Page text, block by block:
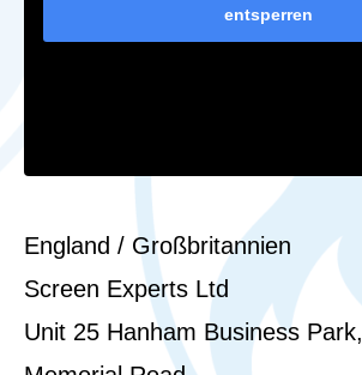
entsperren
England / Großbritannien
Screen Experts Ltd
Unit 25 Hanham Business Park,